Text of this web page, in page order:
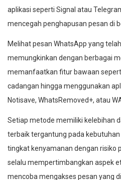
aplikasi seperti Signal atau
mencegah penghapusan pesan di
Melihat pesan WhatsApp yang
memungkinkan dengan berbagai
memanfaatkan fitur bawaan
cadangan hingga menggunakan
Notisave, WhatsRemoved+, atau
Setiap metode memiliki kelebihan
terbaik tergantung pada
tingkat kenyamanan dengan risiko
selalu mempertimbangkan aspek
mencoba mengakses pesan yang